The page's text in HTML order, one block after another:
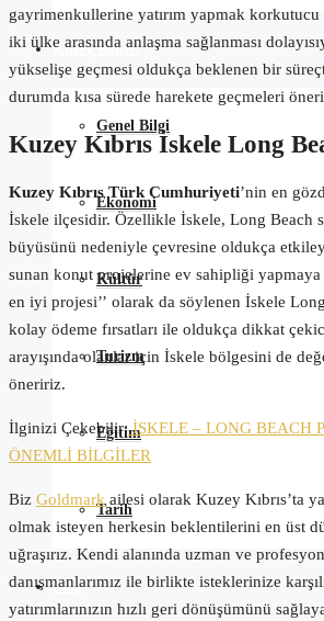
Kuzey Kıbrıs
Genel Bilgi
Ekonomi
Kültür
Turizm
Eğitim
Tarih
Blog
gayrimenkullerine yatırım yapmak
iki ülke arasında anlaşma sağlanması
yükselişe geçmesi oldukça beklenen bir
durumda kısa sürede harekete geçmeleri
Kuzey Kıbrıs İskele Long
Kuzey Kıbrıs Türk Cumhuriyeti’nin en
İskele ilçesidir. Özellikle İskele, Long Beach
büyüsünü nedeniyle çevresine oldukça
sunan konut projelerine ev sahipliği yapmaya
en iyi projesi’’ olarak da söylenen İskele Long
kolay ödeme fırsatları ile oldukça dikkat
arayışında olanlar için İskele bölgesini de
öneririz.
İlginizi Çekebilir:İSKELE – LONG BEACH
ÖNEMLİ BİLGİLER
Biz Goldmark ailesi olarak Kuzey Kıbrıs’ta
olmak isteyen herkesin beklentilerini en üst
uğraşırız. Kendi alanında uzman ve
danışmanlarımız ile birlikte isteklerinize
yatırımlarınızın hızlı geri dönüşümünü